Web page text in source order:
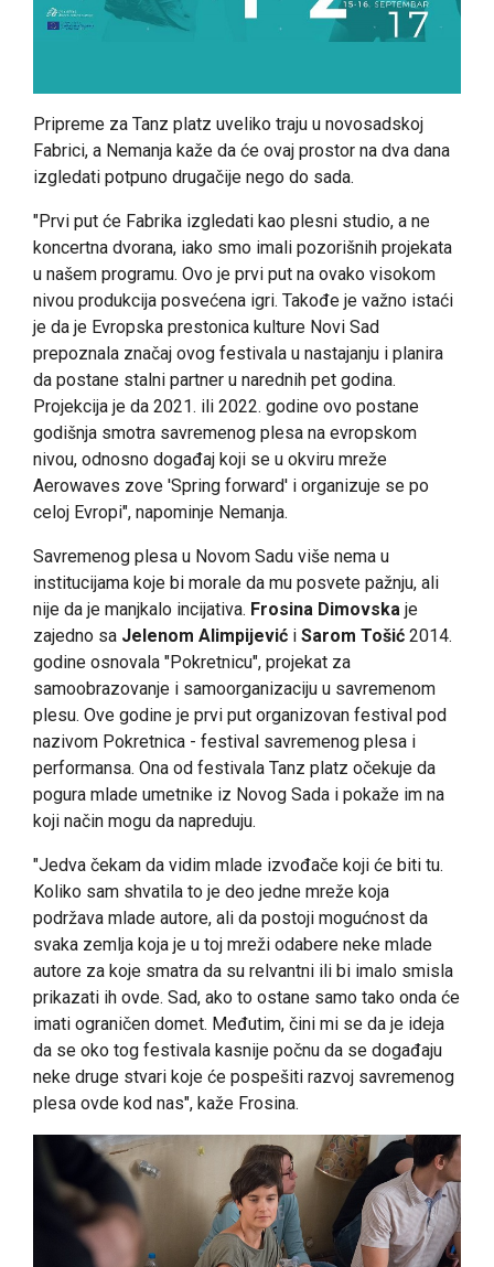
Pripreme za Tanz platz uveliko traju u novosadskoj
Fabrici, a Nemanja kaže da će ovaj prostor na dva dana
izgledati potpuno drugačije nego do sada.
"Prvi put će Fabrika izgledati kao plesni studio, a ne
koncertna dvorana, iako smo imali pozorišnih projekata
u našem programu. Ovo je prvi put na ovako visokom
nivou produkcija posvećena igri. Takođe je važno istaći
je da je Evropska prestonica kulture Novi Sad
prepoznala značaj ovog festivala u nastajanju i planira
da postane stalni partner u narednih pet godina.
Projekcija je da 2021. ili 2022. godine ovo postane
godišnja smotra savremenog plesa na evropskom
nivou, odnosno događaj koji se u okviru mreže
Aerowaves zove 'Spring forward' i organizuje se po
celoj Evropi", napominje Nemanja.
Savremenog plesa u Novom Sadu više nema u
institucijama koje bi morale da mu posvete pažnju, ali
nije da je manjkalo incijativa. Frosina Dimovska je
zajedno sa Jelenom Alimpijević i Sarom Tošić 2014.
godine osnovala "Pokretnicu", projekat za
samoobrazovanje i samoorganizaciju u savremenom
plesu. Ove godine je prvi put organizovan festival pod
nazivom Pokretnica - festival savremenog plesa i
performansa. Ona od festivala Tanz platz očekuje da
pogura mlade umetnike iz Novog Sada i pokaže im na
koji način mogu da napreduju.
"Jedva čekam da vidim mlade izvođače koji će biti tu.
Koliko sam shvatila to je deo jedne mreže koja
podržava mlade autore, ali da postoji mogućnost da
svaka zemlja koja je u toj mreži odabere neke mlade
autore za koje smatra da su relvantni ili bi imalo smisla
prikazati ih ovde. Sad, ako to ostane samo tako onda će
imati ograničen domet. Međutim, čini mi se da je ideja
da se oko tog festivala kasnije počnu da se događaju
neke druge stvari koje će pospešiti razvoj savremenog
plesa ovde kod nas", kaže Frosina.